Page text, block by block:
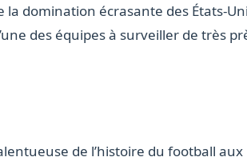
domination écrasante des États-
des équipes à surveiller de très
de l’histoire du football aux